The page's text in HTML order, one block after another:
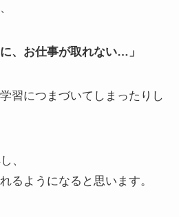
、お仕事が取れない…」
習につまづいてしまったりし
、
るようになると思います。